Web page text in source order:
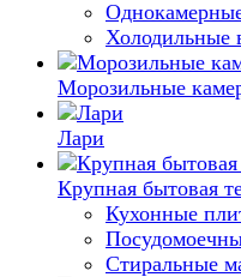
Холодильные
Морозильные
Лари
Крупная бытовая
Кухонные
Стиральные